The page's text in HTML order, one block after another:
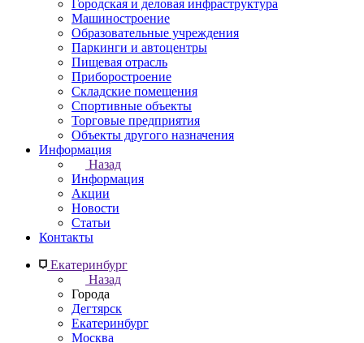
Городская и деловая инфраструктура
Машиностроение
Образовательные учреждения
Паркинги и автоцентры
Пищевая отрасль
Приборостроение
Складские помещения
Спортивные объекты
Торговые предприятия
Объекты другого назначения
Информация
Назад
Информация
Акции
Новости
Статьи
Контакты
Екатеринбург
Назад
Города
Дегтярск
Екатеринбург
Москва